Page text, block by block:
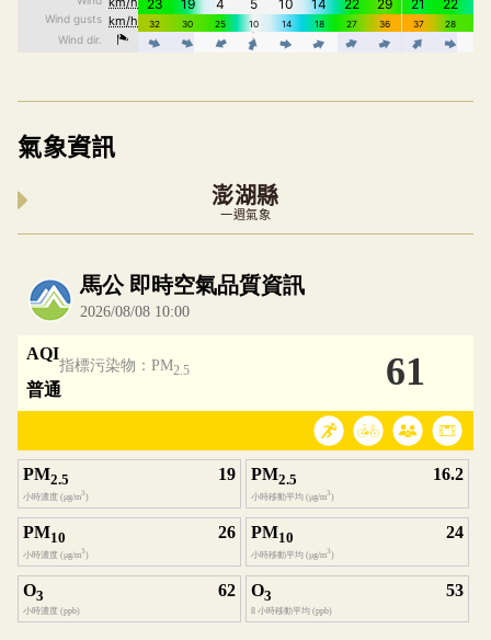
氣象資訊
澎湖縣
一週氣象
內嵌空氣品質小工具為視覺預覽，完整即時空